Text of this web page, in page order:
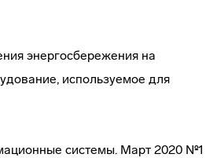
энергосбережения на
используемое для
системы. Март 2020 №1